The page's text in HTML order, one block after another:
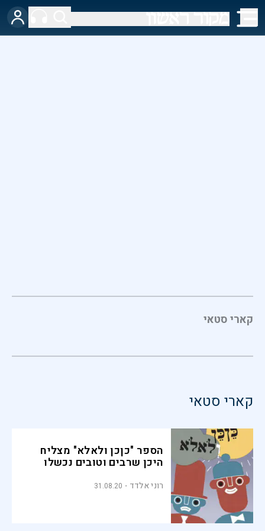
קארי סטאי
קארי סטאי
הספר "כןכן ולאלא" מצליח
היכן שרבים וטובים נכשלו
רוני אלדד 31.08.20